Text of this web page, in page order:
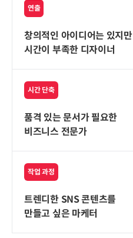
연출
창의적인 아이디어는 있지만
시간이 부족한 디자이너
시간 단축
품격 있는 문서가 필요한
비즈니스 전문가
작업 과정
트렌디한 SNS 콘텐츠를
만들고 싶은 마케터